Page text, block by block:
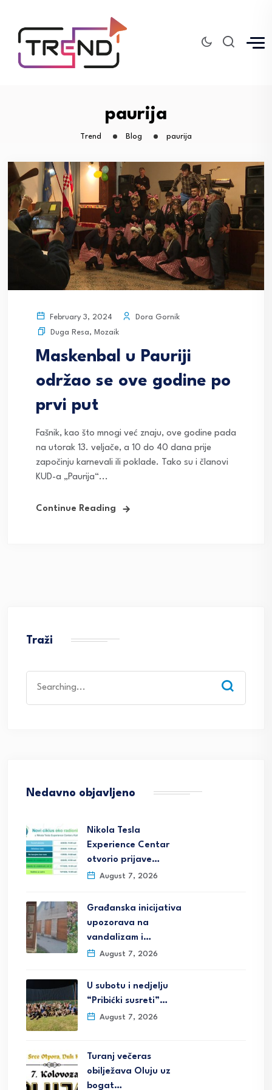
paurija
Trend Blog paurija
February 3, 2024
Dora Gornik
Duga Resa, Mozaik
Maskenbal u Pauriji
održao se ove godine po
prvi put
Fašnik, kao što mnogi već znaju, ove godine pada
na utorak 13. veljače, a 10 do 40 dana prije
započinju karnevali ili poklade. Tako su i članovi
KUD-a „Paurija“...
Continue Reading
Traži
for:
Nedavno objavljeno
Nikola Tesla
Experience Centar
otvorio prijave…
August 7, 2026
Građanska inicijativa
upozorava na
vandalizam i…
August 7, 2026
U subotu i nedjelju
“Pribićki susreti”…
August 7, 2026
Turanj večeras
obilježava Oluju uz
bogat…